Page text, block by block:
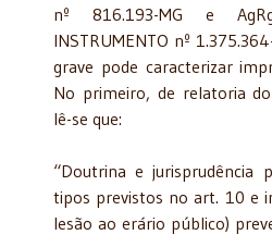
nº 816.193-MG e
INSTRUMENTO nº
grave pode caracterizar
No primeiro, de relatoria
lê-se que:
“Doutrina e jurisprudência
tipos previstos no art. 10 e
lesão ao erário público)